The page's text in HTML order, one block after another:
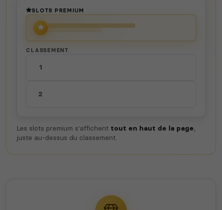
Voir tous les
jeux disponibles
SLOTS PREMIUM
CLASSEMENT
1
2
Les slots premium s'affichent tout en haut de la page,
juste au-dessus du classement.